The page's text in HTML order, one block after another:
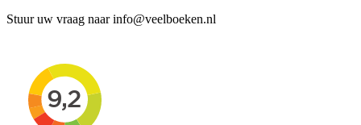
Stuur uw vraag naar info@veelboeken.nl